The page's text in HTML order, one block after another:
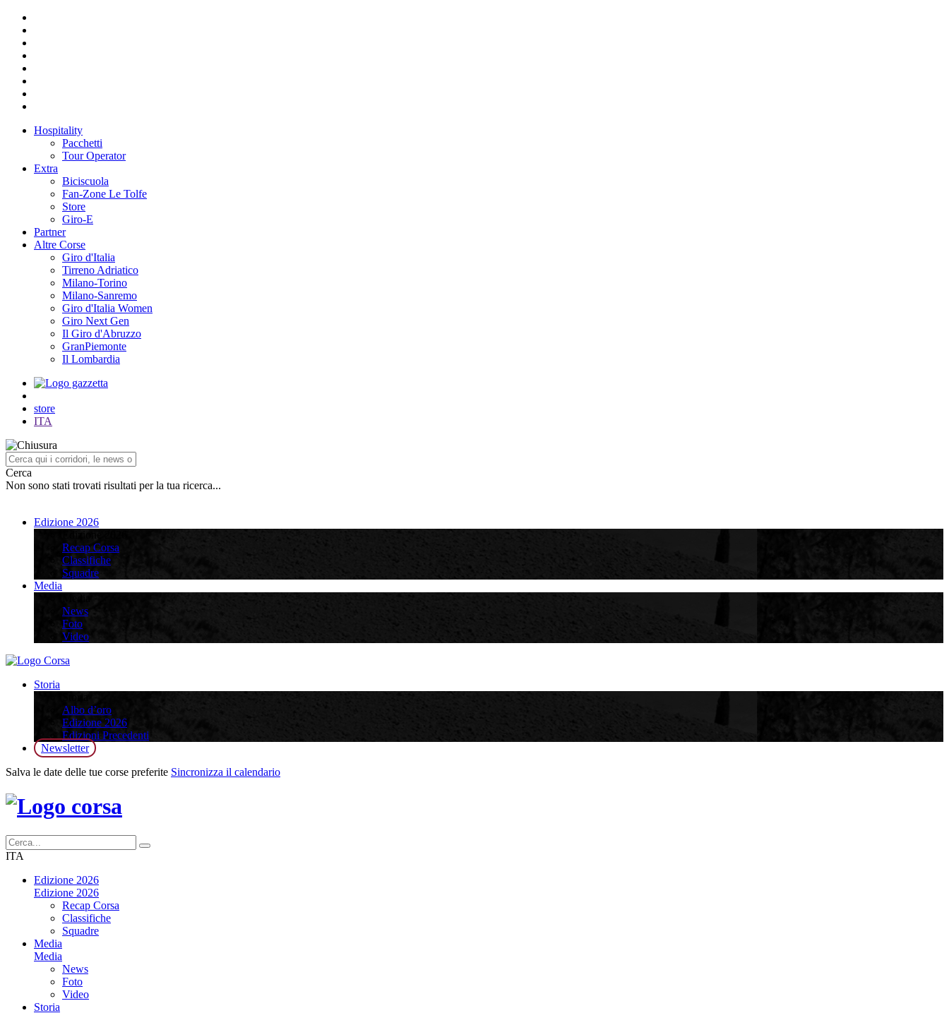
Hospitality
Pacchetti
Tour Operator
Extra
Biciscuola
Fan-Zone Le Tolfe
Store
Giro-E
Partner
Altre Corse
Giro d'Italia
Tirreno Adriatico
Milano-Torino
Milano-Sanremo
Giro d'Italia Women
Giro Next Gen
Il Giro d'Abruzzo
GranPiemonte
Il Lombardia
store
ITA
Cerca
Non sono stati trovati risultati per la tua ricerca...
Edizione 2026
Recap Corsa
Classifiche
Squadre
Media
News
Foto
Video
Storia
Albo d’oro
Edizione 2026
Edizioni Precedenti
Newsletter
Salva le date delle tue corse preferite Sincronizza il calendario
ITA
Edizione 2026
Edizione 2026
Recap Corsa
Classifiche
Squadre
Media
Media
News
Foto
Video
Storia